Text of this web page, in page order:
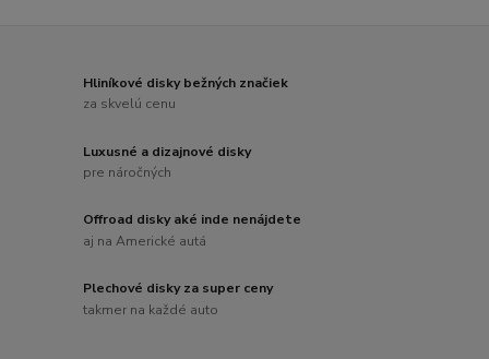
Hliníkové disky bežných značiek
za skvelú cenu
Luxusné a dizajnové disky
pre náročných
Offroad disky aké inde nenájdete
aj na Americké autá
Plechové disky za super ceny
takmer na každé auto